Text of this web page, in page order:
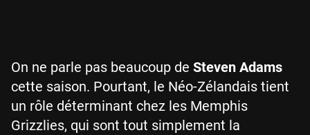
On ne parle pas beaucoup de Steven Adams
cette saison. Pourtant, le Néo-Zélandais tient
un rôle déterminant chez les Memphis
Grizzlies, qui sont tout simplement la